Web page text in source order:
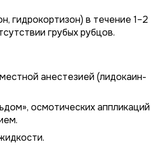
гидрокортизон) в течение 1–2
грубых рубцов.
анестезией (лидокаин-
осмотических аппликаций